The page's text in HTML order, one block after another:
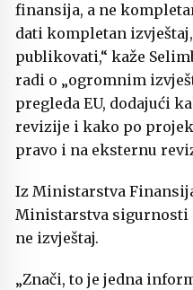
finansija, a ne
dati kompletan
publikovati,“ kaže
radi o „ogromnim
pregleda EU, dodajući
revizije i kako po
pravo i na eksternu
Iz Ministarstva
Ministarstva sigurnosti
ne izvještaj.
„Znači, to je jedna